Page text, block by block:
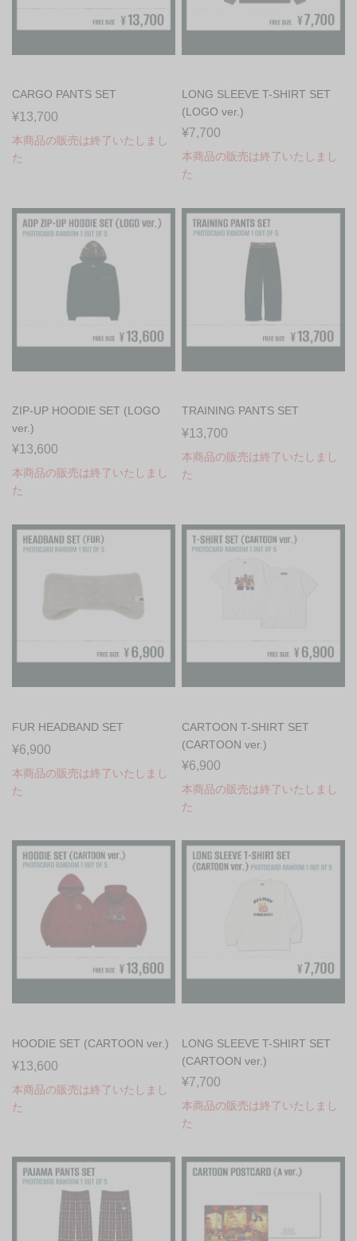
CARGO PANTS SET
¥13,700
本商品の販売は終了いたしまし
た
LONG SLEEVE T-SHIRT SET
(LOGO ver.)
¥7,700
本商品の販売は終了いたしまし
た
ZIP-UP HOODIE SET (LOGO
ver.)
¥13,600
本商品の販売は終了いたしまし
た
TRAINING PANTS SET
¥13,700
本商品の販売は終了いたしまし
た
FUR HEADBAND SET
¥6,900
本商品の販売は終了いたしまし
た
CARTOON T-SHIRT SET
(CARTOON ver.)
¥6,900
本商品の販売は終了いたしまし
た
HOODIE SET (CARTOON ver.)
¥13,600
本商品の販売は終了いたしまし
た
LONG SLEEVE T-SHIRT SET
(CARTOON ver.)
¥7,700
本商品の販売は終了いたしまし
た